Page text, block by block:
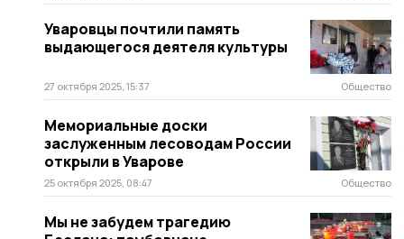
Уваровцы почтили память
выдающегося деятеля культуры
27 октября 2025, 15:37 Общество
Мемориальные доски
заслуженным лесоводам России
открыли в Уварове
25 октября 2025, 08:47 Общество
Мы не забудем трагедию